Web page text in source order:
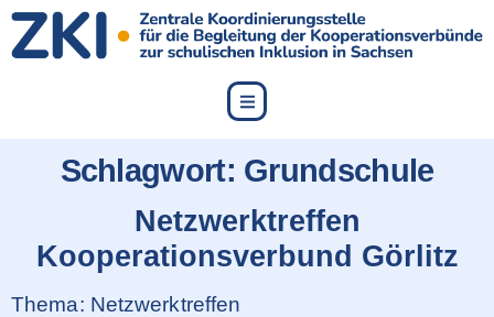
content
Schlagwort: Grundschule
Netzwerktreffen
Kooperationsverbund Görlitz
Thema: Netzwerktreffen